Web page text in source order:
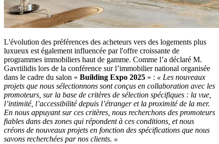
L'évolution des préférences des acheteurs vers des logements plus
luxueux est également influencée par l'offre croissante de
programmes immobiliers haut de gamme. Comme l’a déclaré M.
Gavriilidis lors de la conférence sur l’immobilier national organisée
dans le cadre du salon « Building Expo 2025 » : « Les nouveaux
projets que nous sélectionnons sont conçus en collaboration avec les
promoteurs, sur la base de critères de sélection spécifiques : la vue,
l’intimité, l’accessibilité depuis l’étranger et la proximité de la mer.
En nous appuyant sur ces critères, nous recherchons des promoteurs
fiables dans des zones qui répondent à ces conditions, et nous
créons de nouveaux projets en fonction des spécifications que nous
savons recherchées par nos clients. »